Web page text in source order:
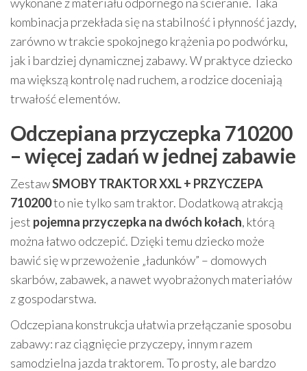
kombinacja przekłada się na stabilność i płynność jazdy,
zarówno w trakcie spokojnego krążenia po podwórku,
jak i bardziej dynamicznej zabawy. W praktyce dziecko
ma większą kontrolę nad ruchem, a rodzice doceniają
trwałość elementów.
Odczepiana przyczepka 710200
– więcej zadań w jednej zabawie
ZestawSMOBY TRAKTOR XXL + PRZYCZEPA
710200to nie tylko sam traktor. Dodatkową atrakcją
jest pojemna przyczepka na dwóch kołach, którą
można łatwo odczepić. Dzięki temu dziecko może
bawić się w przewożenie „ładunków” – domowych
skarbów, zabawek, a nawet wyobrażonych materiałów
z gospodarstwa.
Odczepiana konstrukcja ułatwia przełączanie sposobu
zabawy: raz ciągnięcie przyczepy, innym razem
samodzielna jazda traktorem. To prosty, ale bardzo